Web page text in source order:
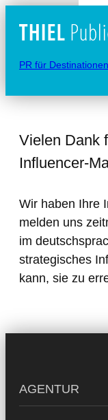
PR für Destinationen
Vielen Dank
Influencer-
Wir haben Ihre
melden uns
im
strategisches
kann, sie zu
AGENTUR